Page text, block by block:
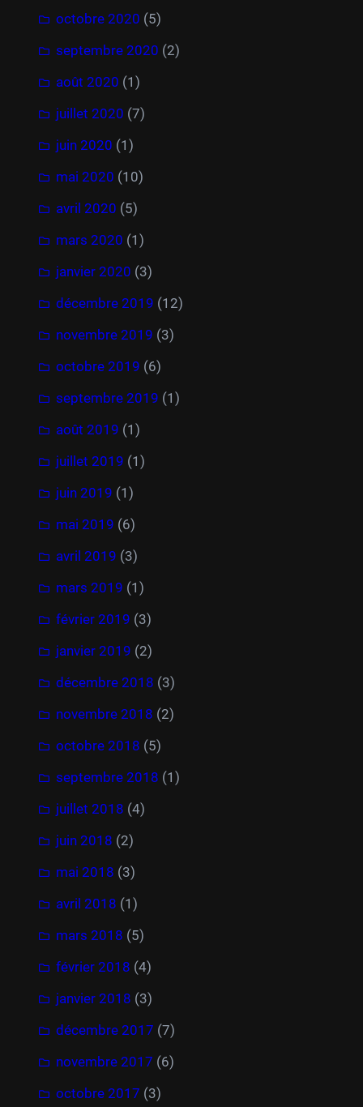
octobre 2020 (5)
septembre 2020 (2)
août 2020 (1)
juillet 2020 (7)
juin 2020 (1)
mai 2020 (10)
avril 2020 (5)
mars 2020 (1)
janvier 2020 (3)
décembre 2019 (12)
novembre 2019 (3)
octobre 2019 (6)
septembre 2019 (1)
août 2019 (1)
juillet 2019 (1)
juin 2019 (1)
mai 2019 (6)
avril 2019 (3)
mars 2019 (1)
février 2019 (3)
janvier 2019 (2)
décembre 2018 (3)
novembre 2018 (2)
octobre 2018 (5)
septembre 2018 (1)
juillet 2018 (4)
juin 2018 (2)
mai 2018 (3)
avril 2018 (1)
mars 2018 (5)
février 2018 (4)
janvier 2018 (3)
décembre 2017 (7)
novembre 2017 (6)
octobre 2017 (3)